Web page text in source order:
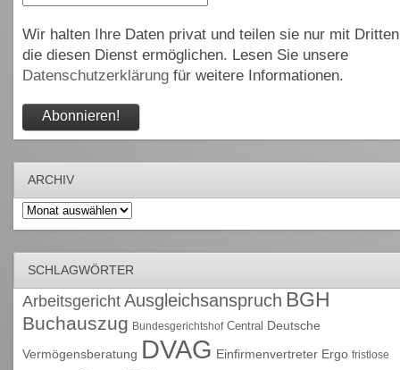
Wir halten Ihre Daten privat und teilen sie nur mit
die diesen Dienst ermöglichen. Lesen Sie unsere
Datenschutzerklärungfür weitere Informationen.
ARCHIV
Archiv
SCHLAGWÖRTER
Arbeitsgericht Ausgleichsanspruch BGH
Buchauszug Bundesgerichtshof Central Deutsche
Vermögensberatung DVAG Einfirmenvertreter Ergo fristlose